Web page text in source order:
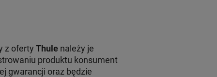
z oferty Thulenależy je
produktu konsument
gwarancji oraz będzie